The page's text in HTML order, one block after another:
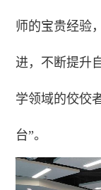
师的宝贵经验
进，不断提升
学领域的佼佼
台”。